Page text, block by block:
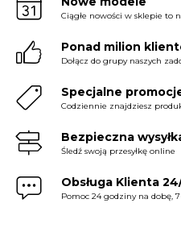
Ciągłe nowości w sklepie to
Ponad milion
Dołącz do grupy naszych
Specjalne
Codziennie znajdziesz
Bezpieczna
Śledź swoją przesyłkę online
Obsługa Klienta
Pomoc 24 godziny na dobę,